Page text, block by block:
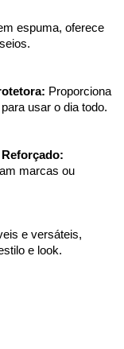
espuma, oferece
Proporciona
usar o dia todo.
marcas ou
e versáteis,
e look.